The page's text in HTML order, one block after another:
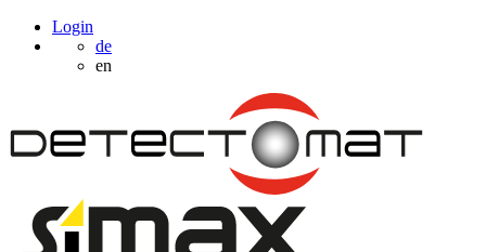
Login
de
en